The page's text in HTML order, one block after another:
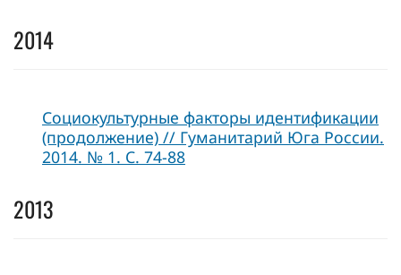
2014
Социокультурные факторы идентификации
(продолжение) // Гуманитарий Юга России.
2014. № 1. С. 74-88
2013